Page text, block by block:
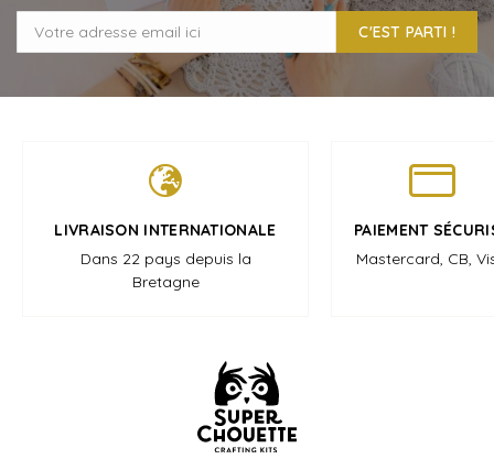
C'EST PARTI !
LIVRAISON INTERNATIONALE
Dans 22 pays depuis la
Bretagne
PAIEMENT
Mastercard, CB,